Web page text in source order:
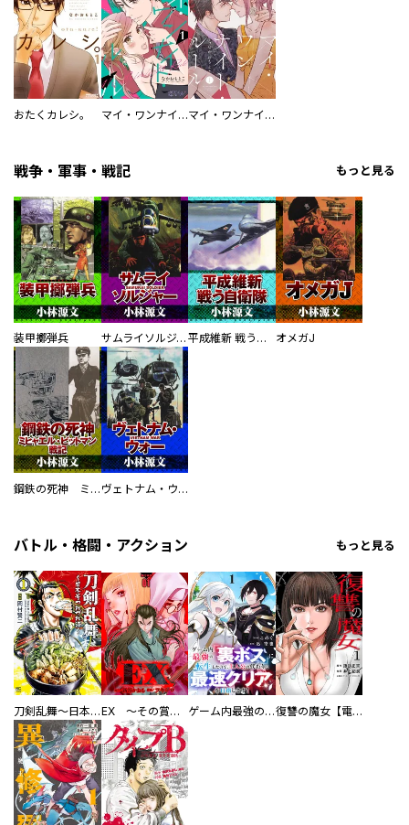
おたくカレシ。 マイ・ワンナイト・ルール マイ・ワンナイト・ルール【描き下ろしおまけ付き特装版】
戦争・軍事・戦記 もっと見る
装甲擲弾兵 サムライソルジャー SAMURAI SOLDIER 平成維新 戦う自衛隊 オメガJ
鋼鉄の死神 ミヒャエル・ビットマン戦記 ヴェトナム・ウォー VIETNAM WAR
バトル・格闘・アクション もっと見る
刀剣乱舞～日本号つれづれ酒～ EX ～その賞金稼ぎは、世界の出口を探す～【単行本版】 ゲーム内最強の『裏ボス』に転生したので、主人公の代わりに最速クリアを目指します！【電子単行本版】 復讐の魔女【電子単行本版】